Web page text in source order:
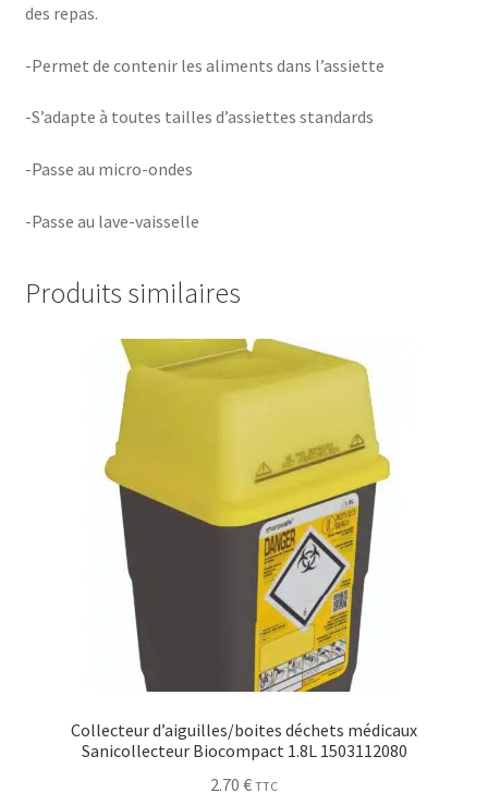
des repas.
-Permet de contenir les aliments dans l’assiette
-S’adapte à toutes tailles d’assiettes standards
-Passe au micro-ondes
-Passe au lave-vaisselle
Produits similaires
Collecteur d’aiguilles/boites déchets médicaux
Sanicollecteur Biocompact 1.8L 1503112080
2.70 € TTC